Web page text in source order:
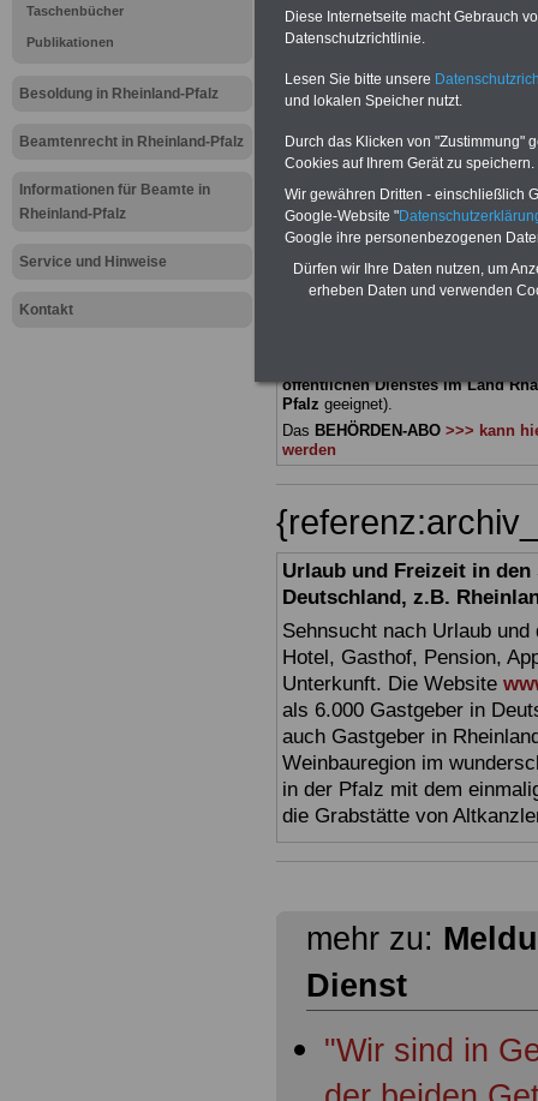
Taschenbücher
Publikationen
Besoldung in Rheinland-Pfalz
Beamtenrecht in Rheinland-Pfalz
Informationen für Beamte in
Rheinland-Pfalz
Service und Hinweise
Kontakt
Meldung
BEHÖRDEN-ABOmit 3 Ratgebern
22,50 Euro: Wissenswertes für
und Beamte,
(Bund/Länder) sowie Beihilferecht
öffentlichen Dienstes im Land
Pfalz geeignet).
Das BEHÖRDEN-ABO >>> kann
werden
Urlaub und Freizeit in
Deutschland, z.B.
Sehnsucht nach Urlaub
Hotel, Gasthof, Pension,
Unterkunft. Die Website
als 6.000 Gastgeber in
auch Gastgeber in
Weinbauregion im
in der Pfalz mit dem
die Grabstätte von
mehr zu:
Dienst
"Wir sind in
Diese Internetseite macht Gebrauch
Datenschutzrichtlinie.
Lesen Sie bitte unsere
und lokalen Speicher nutzt.
Durch das Klicken von "Zustimmung"
Cookies auf Ihrem Gerät zu speichern.
Wir gewähren Dritten - einschließlich
Google-Website "
Google ihre personenbezogenen
Dürfen wir Ihre Daten nutzen, um
erheben Daten und verwenden